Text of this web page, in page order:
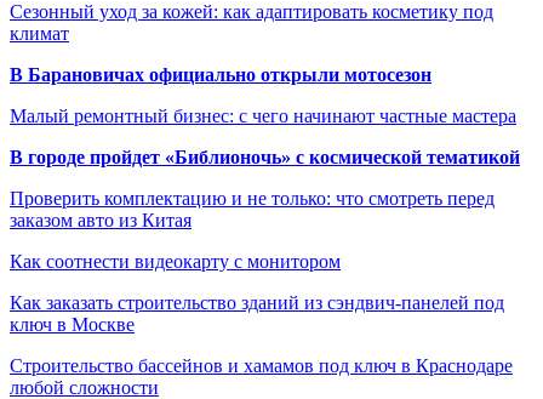
Сезонный уход за кожей: как адаптировать косметику под
климат
В Барановичах официально открыли мотосезон
Малый ремонтный бизнес: с чего начинают частные мастера
В городе пройдет «Библионочь» с космической тематикой
Проверить комплектацию и не только: что смотреть перед
заказом авто из Китая
Как соотнести видеокарту с монитором
Как заказать строительство зданий из сэндвич-панелей под
ключ в Москве
Строительство бассейнов и хамамов под ключ в Краснодаре
любой сложности